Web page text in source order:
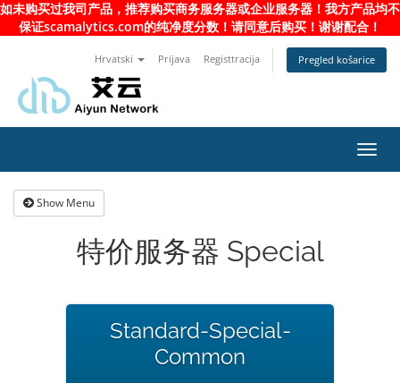
如未购买过我司产品，推荐购买商务服务器或企业服务器！我方产品均不
保证scamalytics.com的纯净度分数！请同意后购买！谢谢配合！
Hrvatski Prijava Registtracija Pregled košarice
Show Menu
特价服务器 Special
Standard-Special-
Common